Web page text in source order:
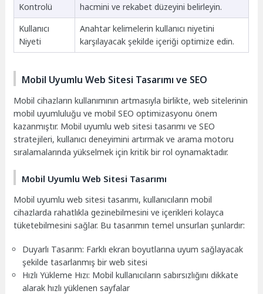
Kontrolü
hacmini ve rekabet düzeyini belirleyin.
Kullanıcı
Niyeti
Anahtar kelimelerin kullanıcı niyetini
karşılayacak şekilde içeriği optimize edin.
Mobil Uyumlu Web Sitesi Tasarımı ve SEO
Mobil cihazların kullanımının artmasıyla birlikte, web sitelerinin
mobil uyumluluğu ve mobil SEO optimizasyonu önem
kazanmıştır. Mobil uyumlu web sitesi tasarımı ve SEO
stratejileri, kullanıcı deneyimini artırmak ve arama motoru
sıralamalarında yükselmek için kritik bir rol oynamaktadır.
Mobil Uyumlu Web Sitesi Tasarımı
Mobil uyumlu web sitesi tasarımı, kullanıcıların mobil
cihazlarda rahatlıkla gezinebilmesini ve içerikleri kolayca
tüketebilmesini sağlar. Bu tasarımın temel unsurları şunlardır:
Duyarlı Tasarım: Farklı ekran boyutlarına uyum sağlayacak
şekilde tasarlanmış bir web sitesi
Hızlı Yükleme Hızı: Mobil kullanıcıların sabırsızlığını dikkate
alarak hızlı yüklenen sayfalar